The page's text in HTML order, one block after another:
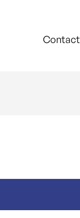
Contact